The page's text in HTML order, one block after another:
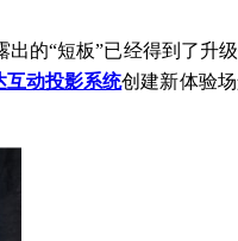
的“短板”已经得到了升
互动投影系统创建新体验